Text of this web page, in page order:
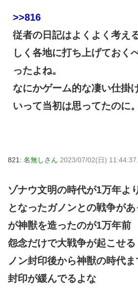
>>816
従者の日記はよくよく考え
しく各地に打ち上げておく
ったよね。
なにかゲーム的な凄い仕掛
いって当初は思ってたのに。
821: 名無しさん 2023/07/02(日)
ゾナウ文明の時代が1万年よ
となったガノンとの戦争が
が神獣を造ったのが1万年前
怨念だけで大戦争が起こせ
ノン封印後から神獣の時代
封印が緩んでるよな